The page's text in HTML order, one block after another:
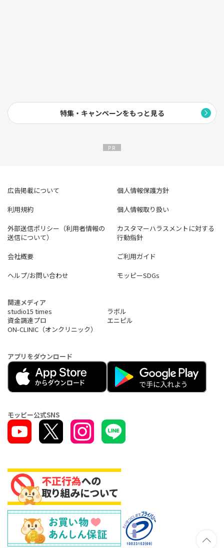
特集・キャンペーンをもっと見る
広告掲載について
個人情報保護方針
利用規約
個人情報取り扱い
外部送信ポリシー（利用者情報の
送信について）
カスタマーハラスメントに対する
行動指針
会社概要
ご利用ガイド
ヘルプ/お問い合わせ
モッピーSDGs
関連メディア
studio15 times
ラボル
資金調達プロ
エニピル
ON-CLINIC（オンクリニック）
アプリをダウンロード
モッピー公式SNS